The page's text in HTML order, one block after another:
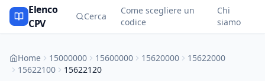
Elenco
CPV
Cerca
Come scegliere un
codice
Chi
siamo
Home 15000000 15600000 15620000
15622000
15622100
15622120